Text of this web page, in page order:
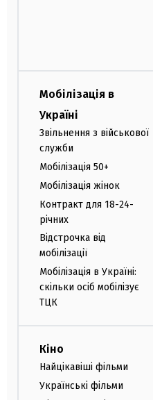
Мобілізація в
Україні
Звільнення з військової
служби
Мобілізація 50+
Мобілізація жінок
Контракт для 18-24-
річних
Відстрочка від
мобілізації
Мобілізація в Україні:
скільки осіб мобілізує
ТЦК
Кіно
Найцікавіші фільми
Українські фільми